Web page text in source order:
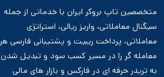
متخصصین تاپ بروکر ایران با خدماتی از جمله
سیگنال معاملاتی، واریز ریالی، استراتژی
معاملاتی، پرداخت ریبیت و پشتیبانی فارسی هر
معامله گر را در مسیر کسب سود و تبدیل شدن
به تریدر حرفه ای در فارکس و بازار های مالی